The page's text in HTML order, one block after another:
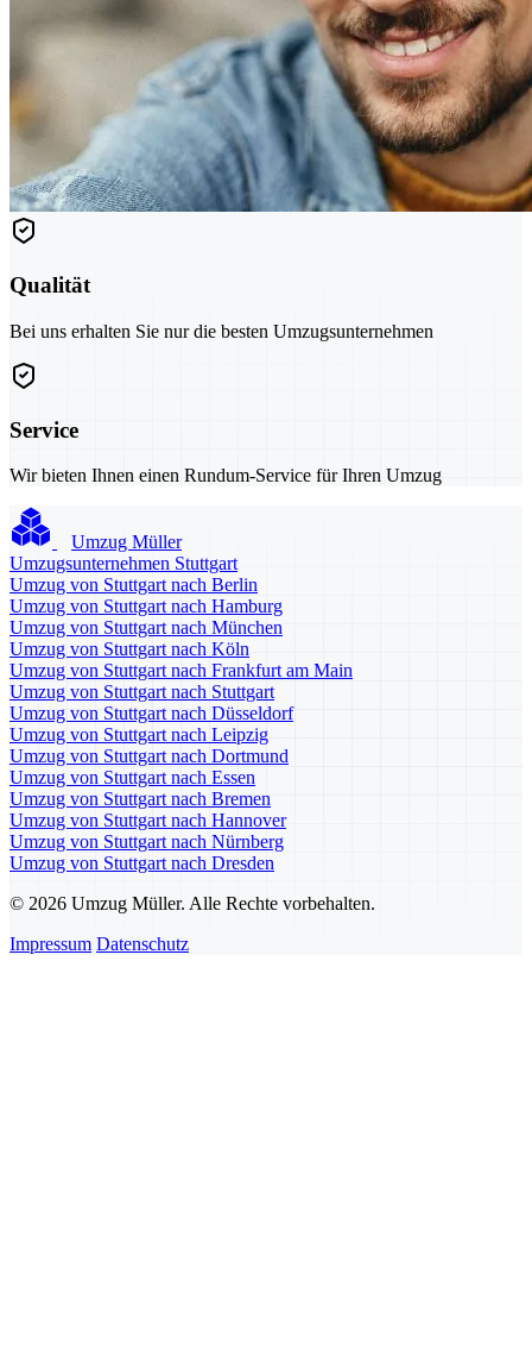
Qualität
Bei uns erhalten Sie nur die besten Umzugsunternehmen
Service
Wir bieten Ihnen einen Rundum-Service für Ihren Umzug
Umzug Müller
Umzugsunternehmen Stuttgart
Umzug von Stuttgart nach Berlin
Umzug von Stuttgart nach Hamburg
Umzug von Stuttgart nach München
Umzug von Stuttgart nach Köln
Umzug von Stuttgart nach Frankfurt am Main
Umzug von Stuttgart nach Stuttgart
Umzug von Stuttgart nach Düsseldorf
Umzug von Stuttgart nach Leipzig
Umzug von Stuttgart nach Dortmund
Umzug von Stuttgart nach Essen
Umzug von Stuttgart nach Bremen
Umzug von Stuttgart nach Hannover
Umzug von Stuttgart nach Nürnberg
Umzug von Stuttgart nach Dresden
© 2026 Umzug Müller. Alle Rechte vorbehalten.
Impressum Datenschutz